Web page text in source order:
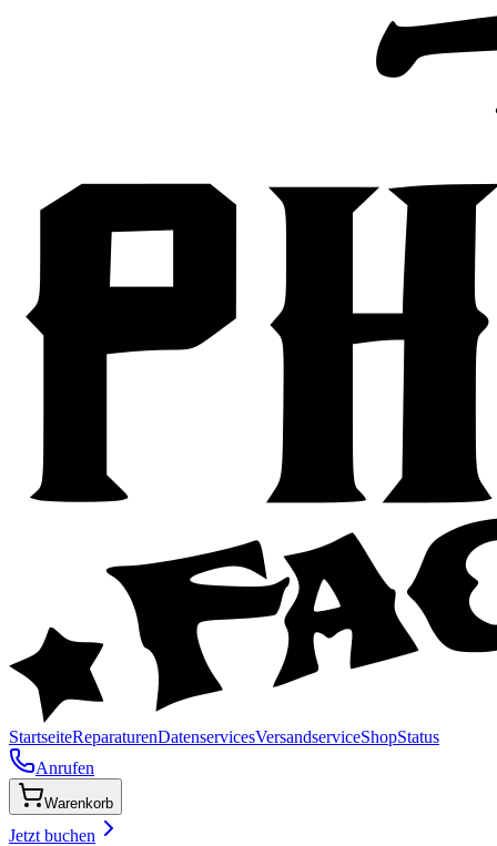
StartseiteReparaturenDatenservicesVersandserviceShopStatus
Anrufen
Warenkorb
Jetzt buchen